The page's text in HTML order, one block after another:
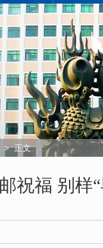
> 正文
祝福 别样